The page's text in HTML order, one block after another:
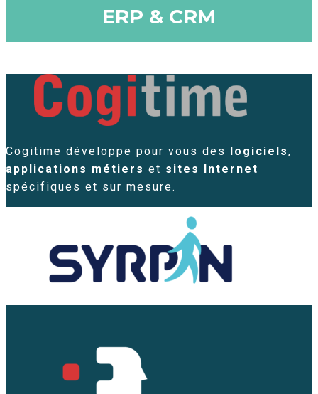
ERP & CRM
Cogitime développe pour vous des logiciels,
applications métiers et sites Internet
spécifiques et sur mesure.